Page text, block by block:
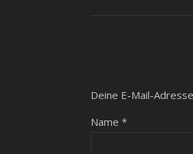
Deine E-Mail-
Name *